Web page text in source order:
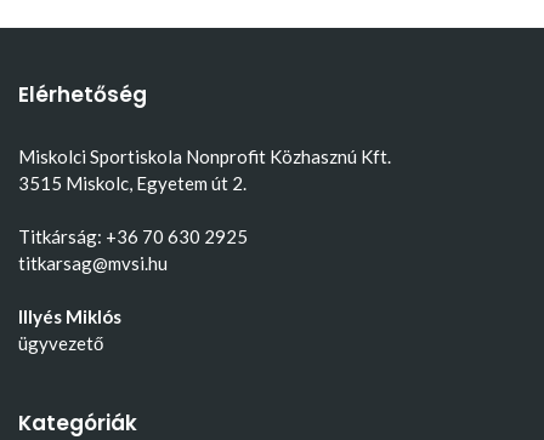
Elérhetőség
Miskolci Sportiskola Nonprofit Közhasznú Kft.
3515 Miskolc, Egyetem út 2.
Titkárság: +36 70 630 2925
titkarsag@mvsi.hu
Illyés Miklós
ügyvezető
Kategóriák